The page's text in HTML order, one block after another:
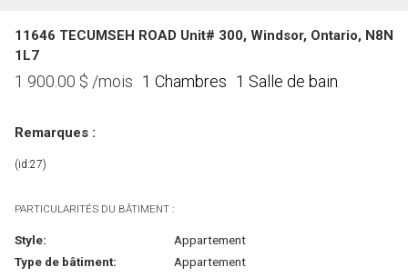
11646 TECUMSEH ROAD Unit# 300, Windsor, Ontario, N8N
1L7
1 900.00 $ /mois 1 Chambres 1 Salle de bain
Remarques :
(id:27)
PARTICULARITÉS DU BÂTIMENT :
Style:
Appartement
Type de bâtiment:
Appartement